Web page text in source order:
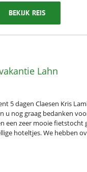
BEKIJK REIS
Lahn
5 dagen Claesen Kris
u nog graag bedanken
een zeer mooie fietstocht
hoteltjes. We hebben